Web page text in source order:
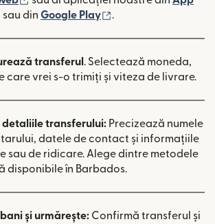
(se deschide într-o fereastră nouă)
sau din Google Play .
transferul . Selectează moneda,
care vrei s-o trimiți și viteza de livrare.
detaliile transferului: Precizează numele
datele de contact și informațiile
sau de ridicare. Alege dintre metodele
disponibile în Barbados.
și urmărește: Confirmă transferul și